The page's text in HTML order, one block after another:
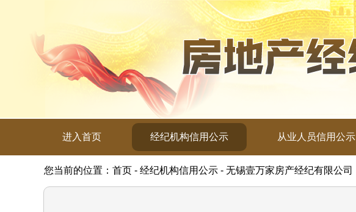
进入首页 经纪机构信用公示 从业人员信用公示
您当前的位置：首页 - 经纪机构信用公示 - 无锡壹万家房产经纪有限公司